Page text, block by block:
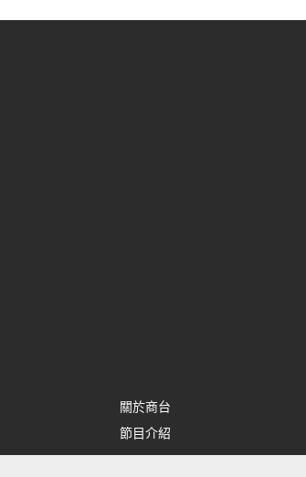
關於商台
節目介紹